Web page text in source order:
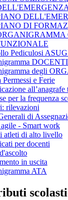
DI
Pediculosi
degli
Permessi e Ferie
per la frequenza
rilevazioni
di
- Smart work
atleti di alto livello
per docenti
in uscita
ATA